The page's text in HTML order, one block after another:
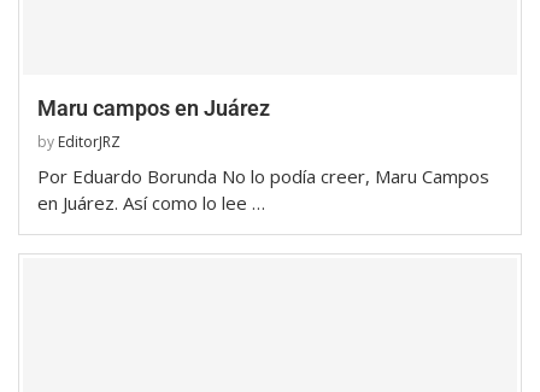
Maru campos en Juárez
by EditorJRZ
Por Eduardo Borunda No lo podía creer, Maru Campos
en Juárez. Así como lo lee …